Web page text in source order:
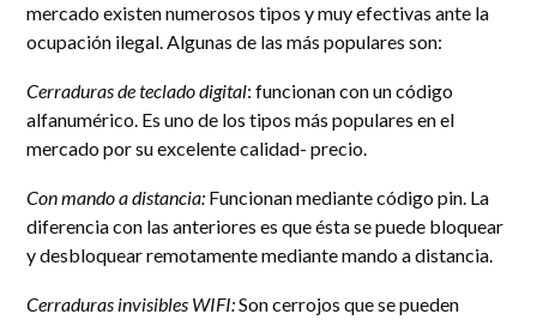
mercado existen numerosos tipos y muy efectivas ante la
ocupación ilegal. Algunas de las más populares son:
Cerraduras de teclado digital: funcionan con un código
alfanumérico. Es uno de los tipos más populares en el
mercado por su excelente calidad- precio.
Con mando a distancia: Funcionan mediante código pin. La
diferencia con las anteriores es que ésta se puede bloquear
y desbloquear remotamente mediante mando a distancia.
Cerraduras invisibles WIFI:Son cerrojos que se pueden